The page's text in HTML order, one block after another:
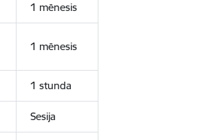
1 mēnesis
1 mēnesis
1 stunda
Sesija